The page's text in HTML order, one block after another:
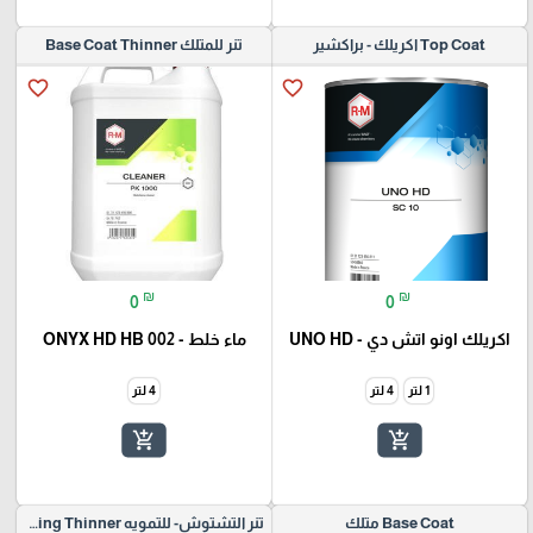
Top Coat اكريلك - براكشير
favorite_border
0 ₪
اكريلك اونو اتش دي - UNO HD
1 لتر 4 لتر
add_shopping_cart
تنر للمتلك Base Coat Thinner
favorite_border
0 ₪
ماء خلط - ONYX HD HB 002
4 لتر
add_shopping_cart
Base Coat متلك تنر التشتوش- للتمويه Blending Thinner